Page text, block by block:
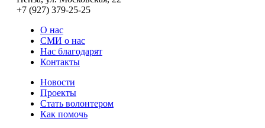
+7 (927) 379-25-25
О нас
СМИ о нас
Нас благодарят
Контакты
Новости
Проекты
Стать волонтером
Как помочь